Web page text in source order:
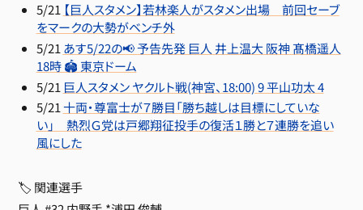
5/21 【巨人スタメン】若林楽人がスタメン出場 前回セーブ
をマークの大勢がベンチ外
5/21 あす5/22の📢 予告先発 巨人 井上温大 阪神 髙橋遥人
18時 🏟 東京ドーム
5/21 巨人スタメン ヤクルト戦(神宮、18:00) 9 平山功太 4
5/21十両・尊富士が７勝目「勝ち越しは目標にしていな
い」 熱烈Ｇ党は戸郷翔征投手の復活１勝と７連勝を追い
風にした
🏷 関連選手